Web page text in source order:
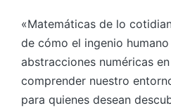
«Matemáticas de lo
de cómo el ingenio
abstracciones numéricas
comprender nuestro
para quienes desean